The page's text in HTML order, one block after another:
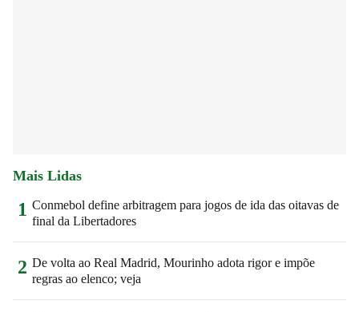
Mais Lidas
1 Conmebol define arbitragem para jogos de ida das oitavas de
final da Libertadores
2 De volta ao Real Madrid, Mourinho adota rigor e impõe
regras ao elenco; veja